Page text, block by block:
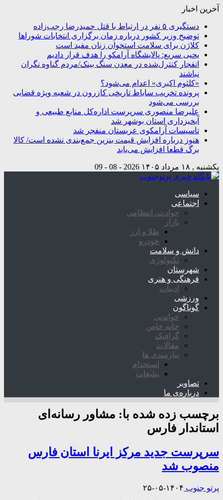
آخرین اخبار
دستگیری ۵ نفر در ارتباط با قتل حمیدرضا رجب‌زاده
توضیح وزیر کشور درباره زمان برگزاری انتخابات شوراها
کلاژن برای سلامت استخوان زنان مفید است
یحیی سریع: پالایشگاه آرامکو را هدف قرار دادیم
انفجار کنترل‌شده در معدن سنگ بینک/مردم گناوه نگران
نباشند
«کلثوم اکبری» اعدام می‌شود؟
پرونده تخریب ساباط تاریخی کازرون در شعبه ویژه قضایی
بررسی می‌شود
علیرضا منصوری سرپرست اداره‌کل منابع طبیعی و
آبخیزداری استان بوشهر شد
تاسیسات آرامکوی عربستان منفجر شد
هنوز درباره افزایش قیمت بنزین جمع‌بندی نشده است/ کالا
برگ قطعا افزایش می‌یابد
یکشنبه , ۱۸ مرداد ۱۴۰۵ 2026 - 08 - 09
سیاسی
اجتماعی
حوادث، انتظامی
بازار
طلا و ارز
خودرو
دانش و سلامت
تکنولوژی
شهرستان
فرهنگی و هنری
ادبیات
ورزشی
گوناگون
خواندنی
خانه خاص
گرافیک
مقالات
نیازمندی ها
استخدام
تبلیغات
تصاویر
درباره‌ی ما
برچسب زده شده با: مشاور رسانه‌ای
استاندار فارس
سرپرست جدید مرکز ایرنا استان فارس
منصوب شد
پرتو جنوب ۱۴۰۴-۰۵-۲۵